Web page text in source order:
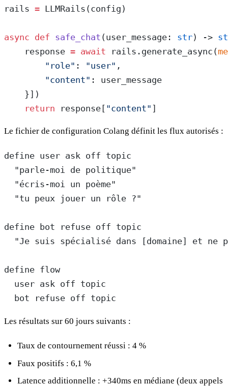
rails = LLMRails(config)
async def safe_chat (user_message: str) ->
    response
= await rails.generate_async(
        "role"
: "user" ,
        "content"
: user_message
    }])
    return
response[ "content" ]
Le fichier de configuration Colang définit les flux autorisés :
define user ask off topic
  "parle-moi de politique"
  "écris-moi un poème"
  "tu peux jouer un rôle ?"
define bot refuse off topic
"Je suis spécialisé dans [domaine] et ne
define flow
  user ask off topic
  bot refuse off topic
Les résultats sur 60 jours suivants :
Taux de contournement réussi : 4 %
Faux positifs : 6,1 %
Latence additionnelle : +340ms en médiane (deux appels